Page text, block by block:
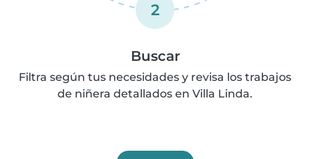
2
Buscar
Filtra según tus necesidades y revisa los trabajos
de niñera detallados en Villa Linda.